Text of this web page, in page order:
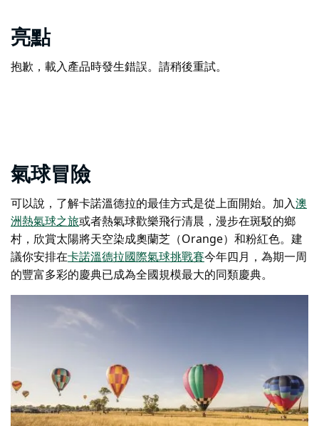
亮點
抱歉，載入產品時發生錯誤。請稍後重試。
氣球冒險
可以說，了解卡諾溫德拉的最佳方式是從上面開始。加入澳
洲熱氣球之旅或者熱氣球歡樂飛行清晨，漫步在斑駁的鄉
村，欣賞太陽將天空染成奧蘭芝（Orange）和粉紅色。建
議你安排在卡諾溫德拉國際氣球挑戰賽今年四月，為期一周
的豐富多彩的慶典已成為全國規模最大的同類慶典。